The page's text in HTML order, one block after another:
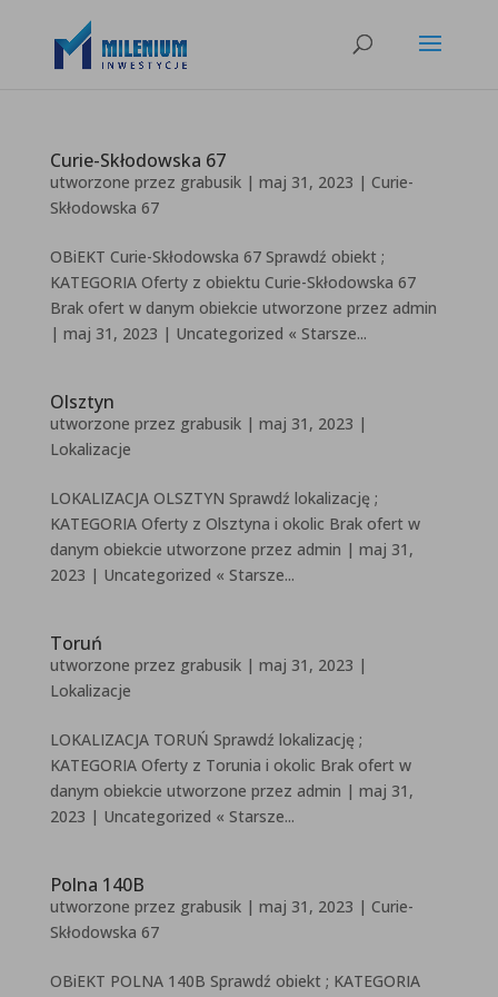
Curie-Skłodowska 67
utworzone przez grabusik| maj 31, 2023 | Curie-
Skłodowska 67
OBiEKT Curie-Skłodowska 67 Sprawdź obiekt ;
KATEGORIA Oferty z obiektu Curie-Skłodowska 67
Brak ofert w danym obiekcie utworzone przez admin
| maj 31, 2023 | Uncategorized « Starsze...
Olsztyn
utworzone przez grabusik| maj 31, 2023 |
Lokalizacje
LOKALIZACJA OLSZTYN Sprawdź lokalizację ;
KATEGORIA Oferty z Olsztyna i okolic Brak ofert w
danym obiekcie utworzone przez admin | maj 31,
2023 | Uncategorized « Starsze...
Toruń
utworzone przez grabusik| maj 31, 2023 |
Lokalizacje
LOKALIZACJA TORUŃ Sprawdź lokalizację ;
KATEGORIA Oferty z Torunia i okolic Brak ofert w
danym obiekcie utworzone przez admin | maj 31,
2023 | Uncategorized « Starsze...
Polna 140B
utworzone przez grabusik| maj 31, 2023 | Curie-
Skłodowska 67
OBiEKT POLNA 140B Sprawdź obiekt ; KATEGORIA